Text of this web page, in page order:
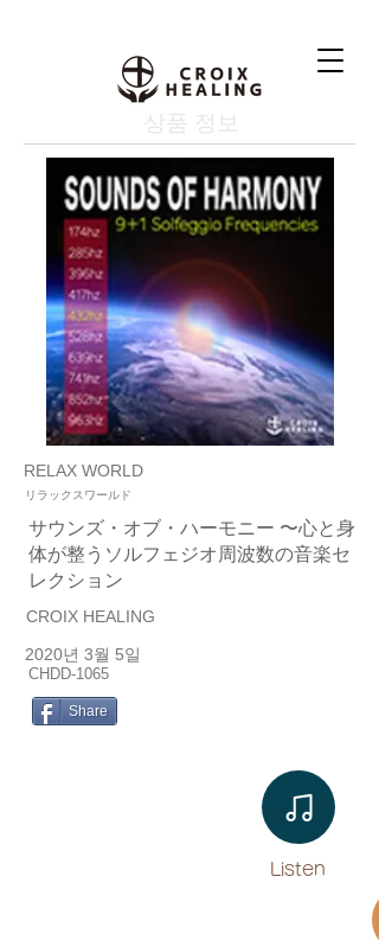
상품 정보
RELAX WORLD
リラックスワールド
サウンズ・オブ・ハーモニー 〜心と身
体が整うソルフェジオ周波数の音楽セ
レクション
CROIX HEALING
2020년 3월 5일
CHDD-1065
Share
Listen​